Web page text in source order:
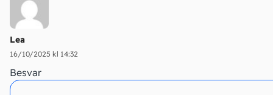
Lea
16/10/2025 kl 14:32
Besvar